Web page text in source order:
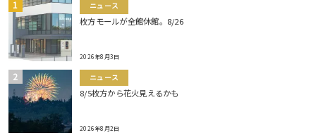
ニュース
枚方モールが全館休館。8/26
2026年8月3日
ニュース
8/5枚方から花火見えるかも
2026年8月2日